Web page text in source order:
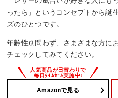
ったら」というコンセプトから誕
ズのひとつです。
年齢性別問わず、さまざまな方に
チェックしてみてください。
Amazonで見る